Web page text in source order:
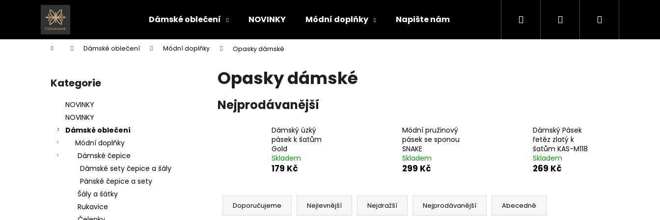
Dámské oblečení NOVINKY Módní doplňky Napište nám Obchodní podmínky Vrácení zboží
Hledat PřihlášeníNákupní
Domů Dámské oblečení Módní doplňky Opasky dámské
Přeskočit
kategorie
Kategorie
NOVINKY
NOVINKY
Dámské oblečení
Módní doplňky
Dámské čepice
Dámské sety čepice a šály
Pánské čepice a sety
Šály a šátky
Rukavice
Opasky dámské
Nejprodávanější
Dámský úzký
pásek k šatům
Gold
Skladem
179 Kč
Módní pružinový
pásek se sponou
SNAKE
Skladem
299 Kč
Dámský Pásek
řetěz zlatý k
šatům KAS-M118
Skladem
269 Kč
Ř
Doporučujeme Nejlevnější Nejdražší Nejprodávanější Abecedně
í
Zpět
do
Zpět
do
Co potřebujete najít?
Doporučujeme